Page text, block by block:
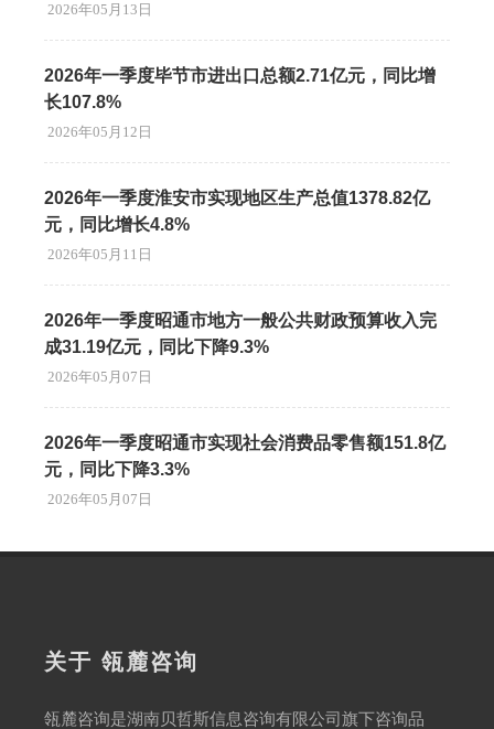
2026年05月13日
2026年一季度毕节市进出口总额2.71亿元，同比增
长107.8%
2026年05月12日
2026年一季度淮安市实现地区生产总值1378.82亿
元，同比增长4.8%
2026年05月11日
2026年一季度昭通市地方一般公共财政预算收入完
成31.19亿元，同比下降9.3%
2026年05月07日
2026年一季度昭通市实现社会消费品零售额151.8亿
元，同比下降3.3%
2026年05月07日
关于 瓴麓咨询
瓴麓咨询是湖南贝哲斯信息咨询有限公司旗下咨询品